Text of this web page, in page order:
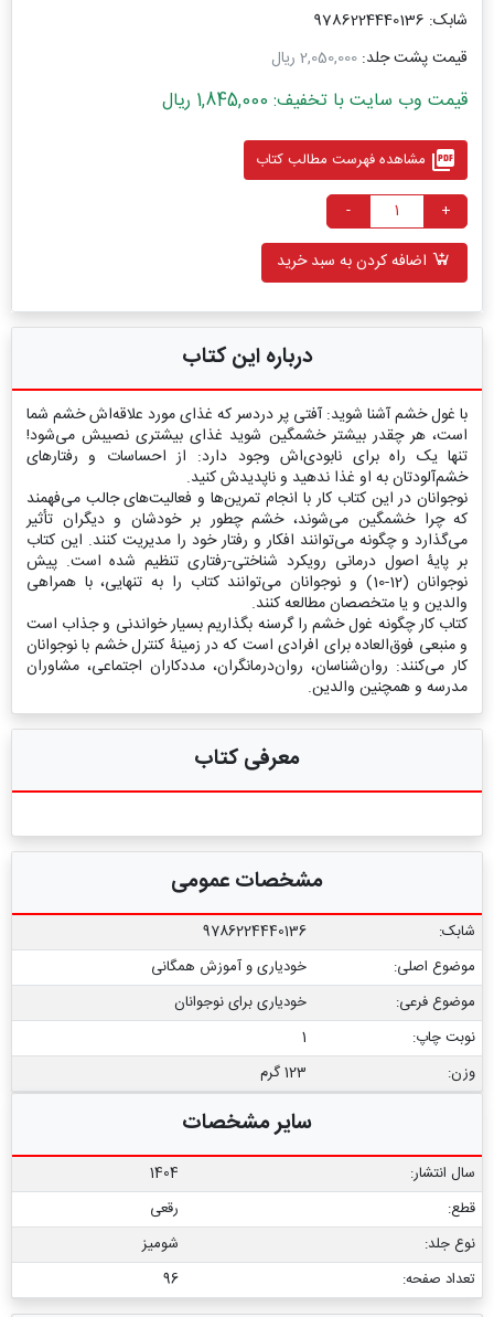
شابک: 9786224440136
قیمت پشت جلد: 2,050,000 ریال
قیمت وب سایت با تخفیف: 1,845,000 ریال
picture_as_pdf مشاهده فهرست مطالب کتاب
+
-
اضافه کردن به سبد خرید
درباره این کتاب
با غول خشم آشنا شوید: آفتی پر دردسر که غذای مورد علاقه‌اش خشم شما
است، هر چقدر بیشتر خشمگین شوید غذای بیشتری نصیبش می‌شود!
تنها یک راه برای نابودی‌اش وجود دارد: از احساسات و رفتارهای
خشم‌آلودتان به او غذا ندهید و ناپدیدش کنید.
نوجوانان در این کتاب کار با انجام تمرین‌ها و فعالیت‌های جالب می‌فهمند
که چرا خشمگین می‌شوند، خشم چطور بر خودشان و دیگران تأثیر
می‌گذارد و چگونه می‌توانند افکار و رفتار خود را مدیریت کنند. این کتاب
بر پایۀ اصول درمانی رویکرد شناختی-رفتاری تنظیم شده است. پیش
نوجوانان (12-10) و نوجوانان می‌توانند کتاب را به تنهایی، با همراهی
والدین و یا متخصصان مطالعه کنند.
کتاب کار چگونه غول خشم را گرسنه بگذاریم بسیار خواندنی و جذاب است
و منبعی فوق‌العاده برای افرادی است که در زمینۀ کنترل خشم با نوجوانان
کار می‌کنند: روان‌شناسان، روان‌درمانگران، مددکاران اجتماعی، مشاوران
مدرسه و همچنین والدین.
معرفی کتاب
مشخصات عمومی
شابک:
9786224440136
موضوع اصلی:
خودیاری و آموزش همگانی
موضوع فرعی:
خودیاری برای نوجوانان
نوبت چاپ:
1
وزن:
123 گرم
سایر مشخصات
سال انتشار:
1404
قطع:
رقعی
نوع جلد:
شومیز
تعداد صفحه:
96